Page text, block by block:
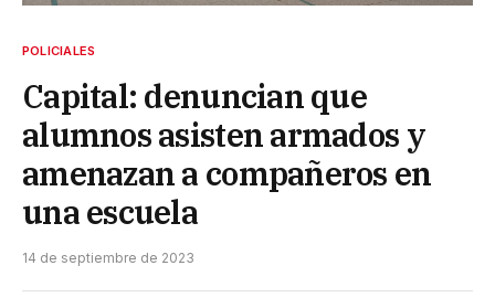
POLICIALES
Capital: denuncian que
alumnos asisten armados y
amenazan a compañeros en
una escuela
14 de septiembre de 2023